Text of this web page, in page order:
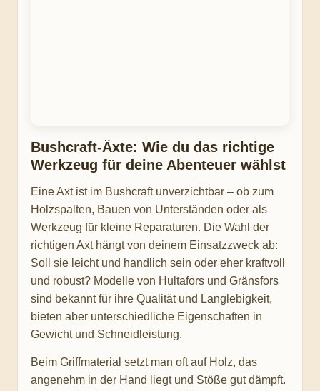
Bushcraft-Äxte: Wie du das richtige
Werkzeug für deine Abenteuer wählst
Eine Axt ist im Bushcraft unverzichtbar – ob zum
Holzspalten, Bauen von Unterständen oder als
Werkzeug für kleine Reparaturen. Die Wahl der
richtigen Axt hängt von deinem Einsatzzweck ab:
Soll sie leicht und handlich sein oder eher kraftvoll
und robust? Modelle von Hultafors und Gränsfors
sind bekannt für ihre Qualität und Langlebigkeit,
bieten aber unterschiedliche Eigenschaften in
Gewicht und Schneidleistung.
Beim Griffmaterial setzt man oft auf Holz, das
angenehm in der Hand liegt und Stöße gut dämpft.